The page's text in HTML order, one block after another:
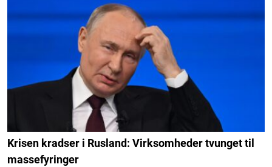
Krisen kradser i Rusland: Virksomheder tvunget til
massefyringer